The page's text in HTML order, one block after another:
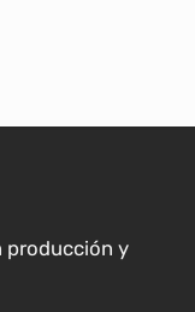
producción y